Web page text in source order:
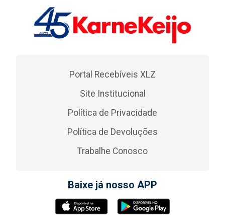
Portal Recebíveis XLZ
Site Institucional
Política de Privacidade
Política de Devoluções
Trabalhe Conosco
Baixe já nosso APP